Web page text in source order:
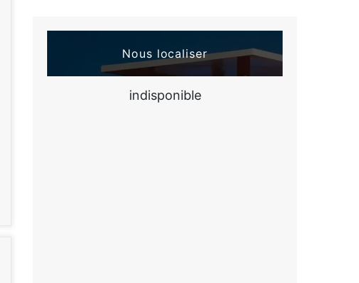
Nous localiser
indisponible